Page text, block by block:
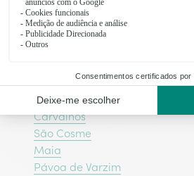
Felgueiras
Santo Tirso
Gondomar
Vila Nova da Telha
Perafita
Carvalhos
São Cosme
Maia
Pávoa de Varzim